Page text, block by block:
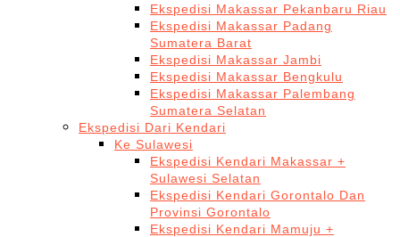
Ekspedisi Makassar Pekanbaru Riau
Ekspedisi Makassar Padang
Sumatera Barat
Ekspedisi Makassar Jambi
Ekspedisi Makassar Bengkulu
Ekspedisi Makassar Palembang
Sumatera Selatan
Ekspedisi Dari Kendari
Ke Sulawesi
Ekspedisi Kendari Makassar +
Sulawesi Selatan
Ekspedisi Kendari Gorontalo Dan
Provinsi Gorontalo
Ekspedisi Kendari Mamuju +